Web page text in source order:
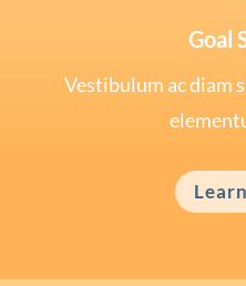
Goal
Vestibulum ac diam